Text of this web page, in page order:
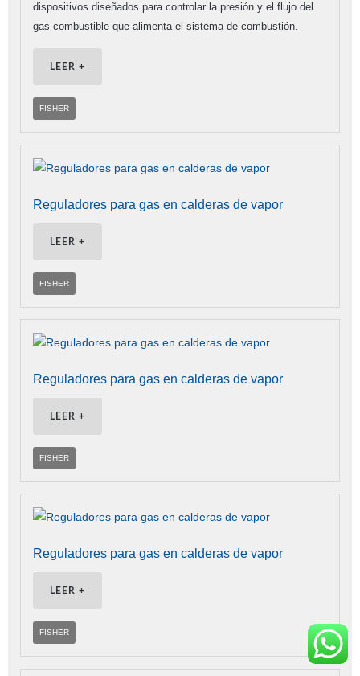
dispositivos diseñados para controlar la presión y el flujo del
gas combustible que alimenta el sistema de combustión.
LEER +
FISHER
Reguladores para gas en calderas de vapor
LEER +
FISHER
Reguladores para gas en calderas de vapor
LEER +
FISHER
Reguladores para gas en calderas de vapor
LEER +
FISHER